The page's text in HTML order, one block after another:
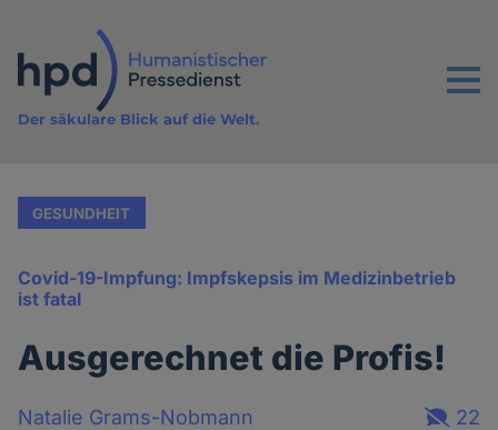
Inhalt
Menu
Der säkulare Blick auf die Welt.
GESUNDHEIT
Covid-19-Impfung: Impfskepsis im Medizinbetrieb
ist fatal
Ausgerechnet die Profis!
Natalie Grams-Nobmann
22